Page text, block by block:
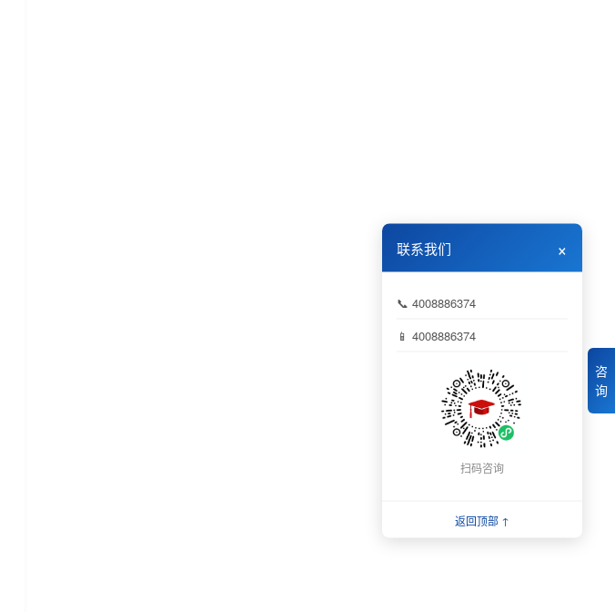
咨
询
联系我们 ×
📞 4008886374
📱 4008886374
扫码咨询
返回顶部 ↑